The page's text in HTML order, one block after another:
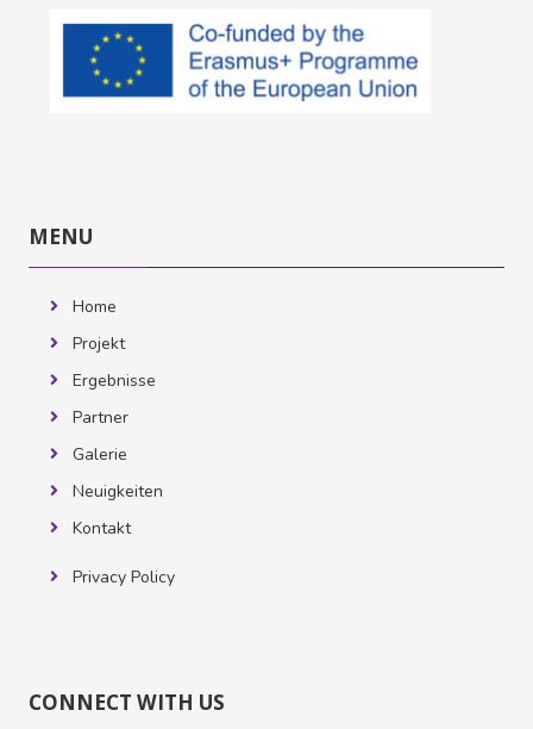
überspringen
MENU
Home
Projekt
Ergebnisse
Partner
Galerie
Neuigkeiten
Kontakt
Privacy Policy
WITH
CONNECT WITH US